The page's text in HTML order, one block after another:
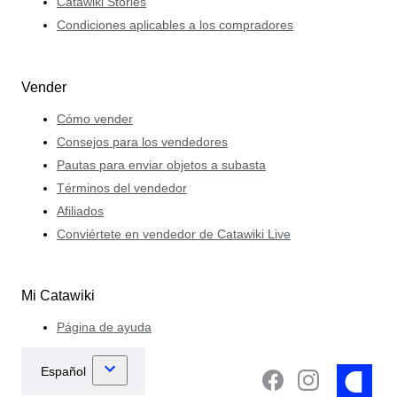
Condiciones aplicables a los compradores
Vender
Cómo vender
Consejos para los vendedores
Pautas para enviar objetos a subasta
Términos del vendedor
Afiliados
Conviértete en vendedor de Catawiki Live
Mi Catawiki
Página de ayuda